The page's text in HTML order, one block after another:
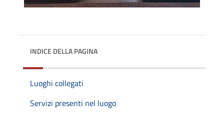
INDICE DELLA PAGINA
Luoghi collegati
Servizi presenti nel luogo